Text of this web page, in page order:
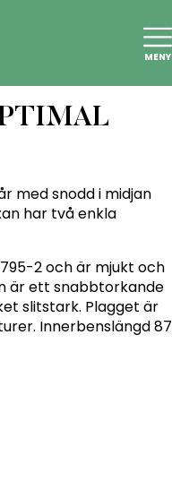
MENY
med snodd i midjan
har två enkla
2 och är mjukt och
är ett snabbtorkande
slitstark. Plagget är
Innerbenslängd 87